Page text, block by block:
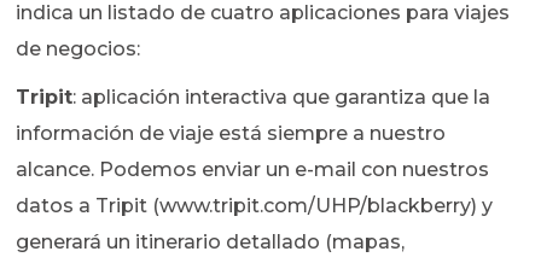
indica un listado de cuatro aplicaciones para viajes
de negocios:
Tripit: aplicación interactiva que garantiza que la
información de viaje está siempre a nuestro
alcance. Podemos enviar un e-mail con nuestros
datos a Tripit (www.tripit.com/UHP/blackberry) y
generará un itinerario detallado (mapas,